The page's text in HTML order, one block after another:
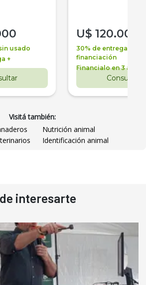
usado
+
U$ 120.000
30% de entrega +
financiación
Financialo en 3 años
Consultar
Visitá también:
Nutrición animal
Identificación animal
interesarte